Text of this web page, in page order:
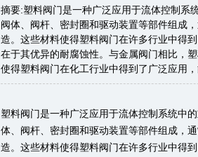
摘要:塑料阀门是一种广泛应用于流体控制系
阀体、阀杆、密封圈和驱动装置等部件组成
造。这些材料使得塑料阀门在许多行业中得
在于其优异的耐腐蚀性。与金属阀门相比，
使得塑料阀门在化工行业中得到了广泛应用，
塑料阀门是一种广泛应用于流体控制系统中
体、阀杆、密封圈和驱动装置等部件组成，
造。这些材料使得塑料阀门在许多行业中得